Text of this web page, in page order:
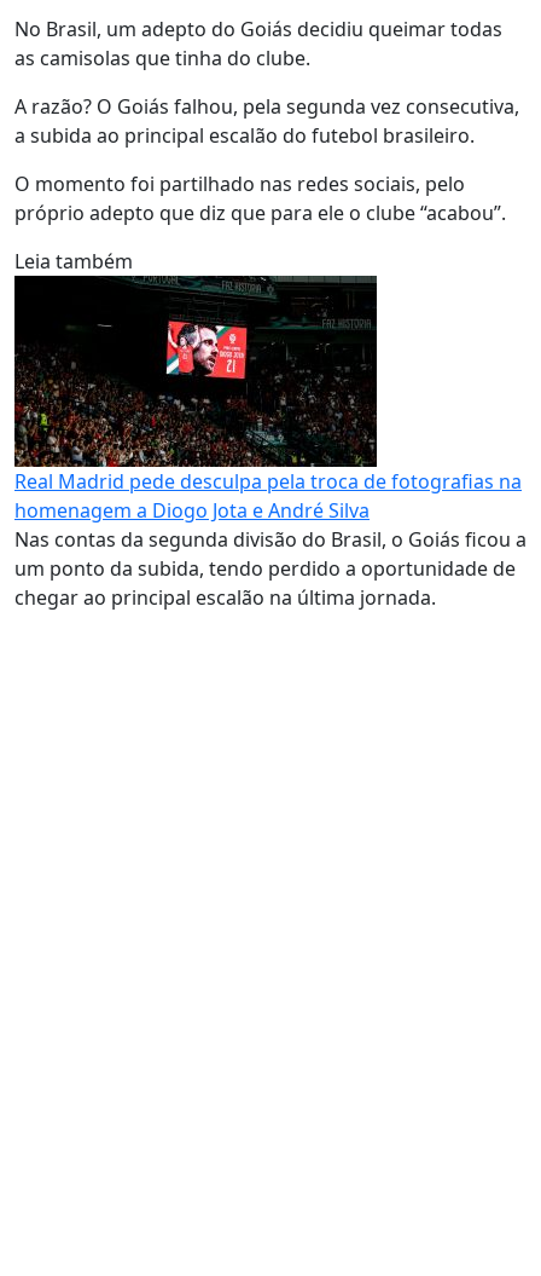
No Brasil, um adepto do Goiás decidiu queimar todas
as camisolas que tinha do clube.
A razão? O Goiás falhou, pela segunda vez consecutiva,
a subida ao principal escalão do futebol brasileiro.
O momento foi partilhado nas redes sociais, pelo
próprio adepto que diz que para ele o clube “acabou”.
Leia também
Real Madrid pede desculpa pela troca de fotografias na
homenagem a Diogo Jota e André Silva
Nas contas da segunda divisão do Brasil, o Goiás ficou a
um ponto da subida, tendo perdido a oportunidade de
chegar ao principal escalão na última jornada.